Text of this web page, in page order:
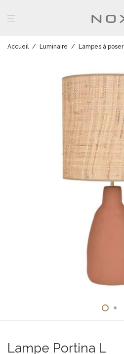
Accueil / Luminaire / Lampes à poser
Lampe Portina L